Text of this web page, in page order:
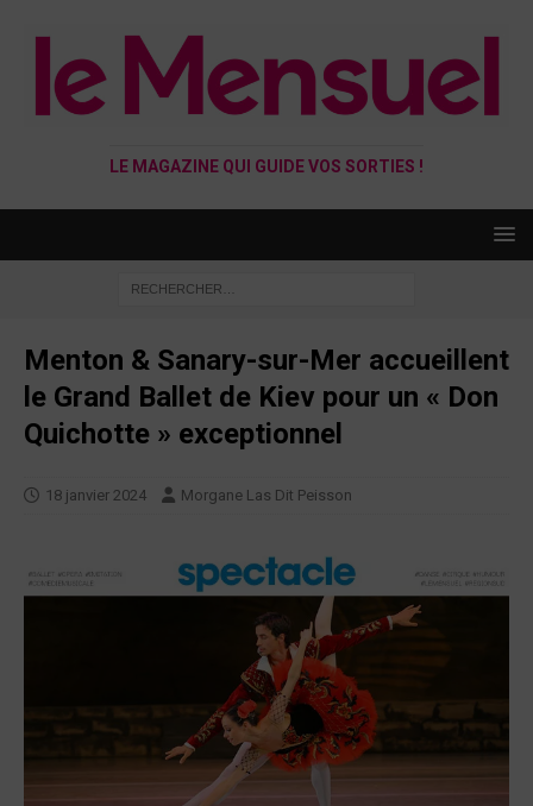
LE MAGAZINE QUI GUIDE VOS SORTIES !
Menton & Sanary-sur-Mer accueillent
le Grand Ballet de Kiev pour un « Don
Quichotte » exceptionnel
18 janvier 2024 Morgane Las Dit Peisson